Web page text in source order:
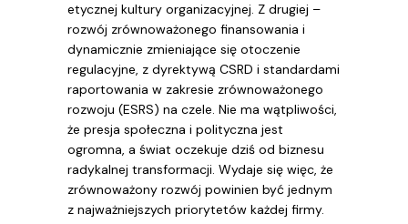
etycznej kultury organizacyjnej. Z drugiej –
rozwój zrównoważonego finansowania i
dynamicznie zmieniające się otoczenie
regulacyjne, z dyrektywą CSRD i standardami
raportowania w zakresie zrównoważonego
rozwoju (ESRS) na czele. Nie ma wątpliwości,
że presja społeczna i polityczna jest
ogromna, a świat oczekuje dziś od biznesu
radykalnej transformacji. Wydaje się więc, że
zrównoważony rozwój powinien być jednym
z najważniejszych priorytetów każdej firmy.